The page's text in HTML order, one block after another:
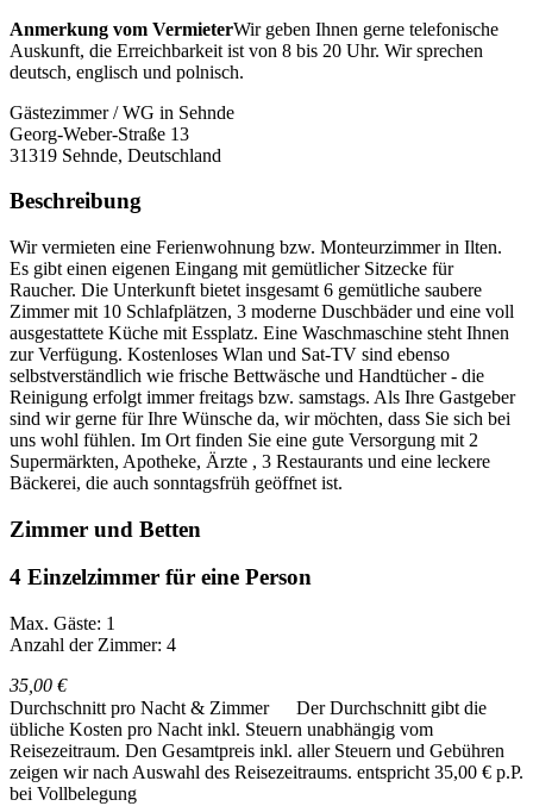
Anmerkung vom VermieterWir geben Ihnen gerne telefonische
Auskunft, die Erreichbarkeit ist von 8 bis 20 Uhr. Wir sprechen
deutsch, englisch und polnisch.
Gästezimmer / WG in Sehnde
Georg-Weber-Straße 13
31319 Sehnde, Deutschland
Beschreibung
Wir vermieten eine Ferienwohnung bzw. Monteurzimmer in Ilten.
Es gibt einen eigenen Eingang mit gemütlicher Sitzecke für
Raucher. Die Unterkunft bietet insgesamt 6 gemütliche saubere
Zimmer mit 10 Schlafplätzen, 3 moderne Duschbäder und eine voll
ausgestattete Küche mit Essplatz. Eine Waschmaschine steht Ihnen
zur Verfügung. Kostenloses Wlan und Sat-TV sind ebenso
selbstverständlich wie frische Bettwäsche und Handtücher - die
Reinigung erfolgt immer freitags bzw. samstags. Als Ihre Gastgeber
sind wir gerne für Ihre Wünsche da, wir möchten, dass Sie sich bei
uns wohl fühlen. Im Ort finden Sie eine gute Versorgung mit 2
Supermärkten, Apotheke, Ärzte , 3 Restaurants und eine leckere
Bäckerei, die auch sonntagsfrüh geöffnet ist.
Zimmer und Betten
4 Einzelzimmer für eine Person
Max. Gäste: 1
Anzahl der Zimmer: 4
35,00 €
Durchschnitt pro Nacht & Zimmer
Der Durchschnitt gibt die
übliche Kosten pro Nacht inkl. Steuern unabhängig vom
Reisezeitraum. Den Gesamtpreis inkl. aller Steuern und Gebühren
zeigen wir nach Auswahl des Reisezeitraums. entspricht 35,00 € p.P.
bei Vollbelegung